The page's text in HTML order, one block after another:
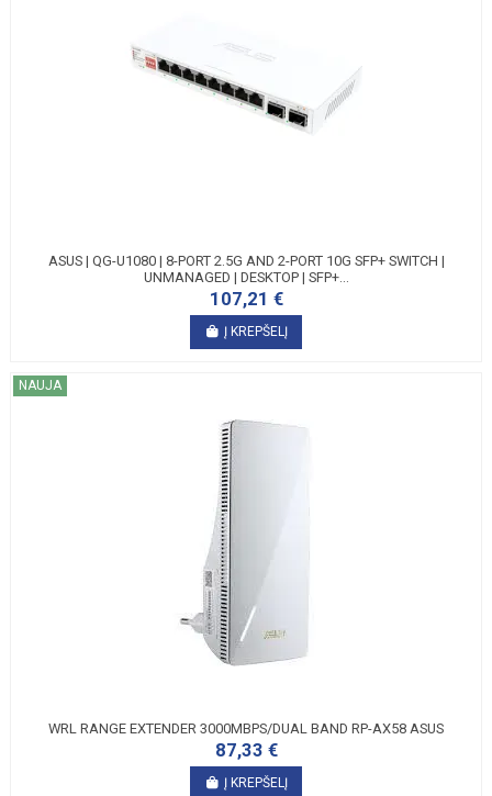
ASUS | QG-U1080 | 8-PORT 2.5G AND 2-PORT 10G SFP+ SWITCH |
UNMANAGED | DESKTOP | SFP+...
107,21 €
Į KREPŠELĮ
NAUJA
WRL RANGE EXTENDER 3000MBPS/DUAL BAND RP-AX58 ASUS
87,33 €
Į KREPŠELĮ